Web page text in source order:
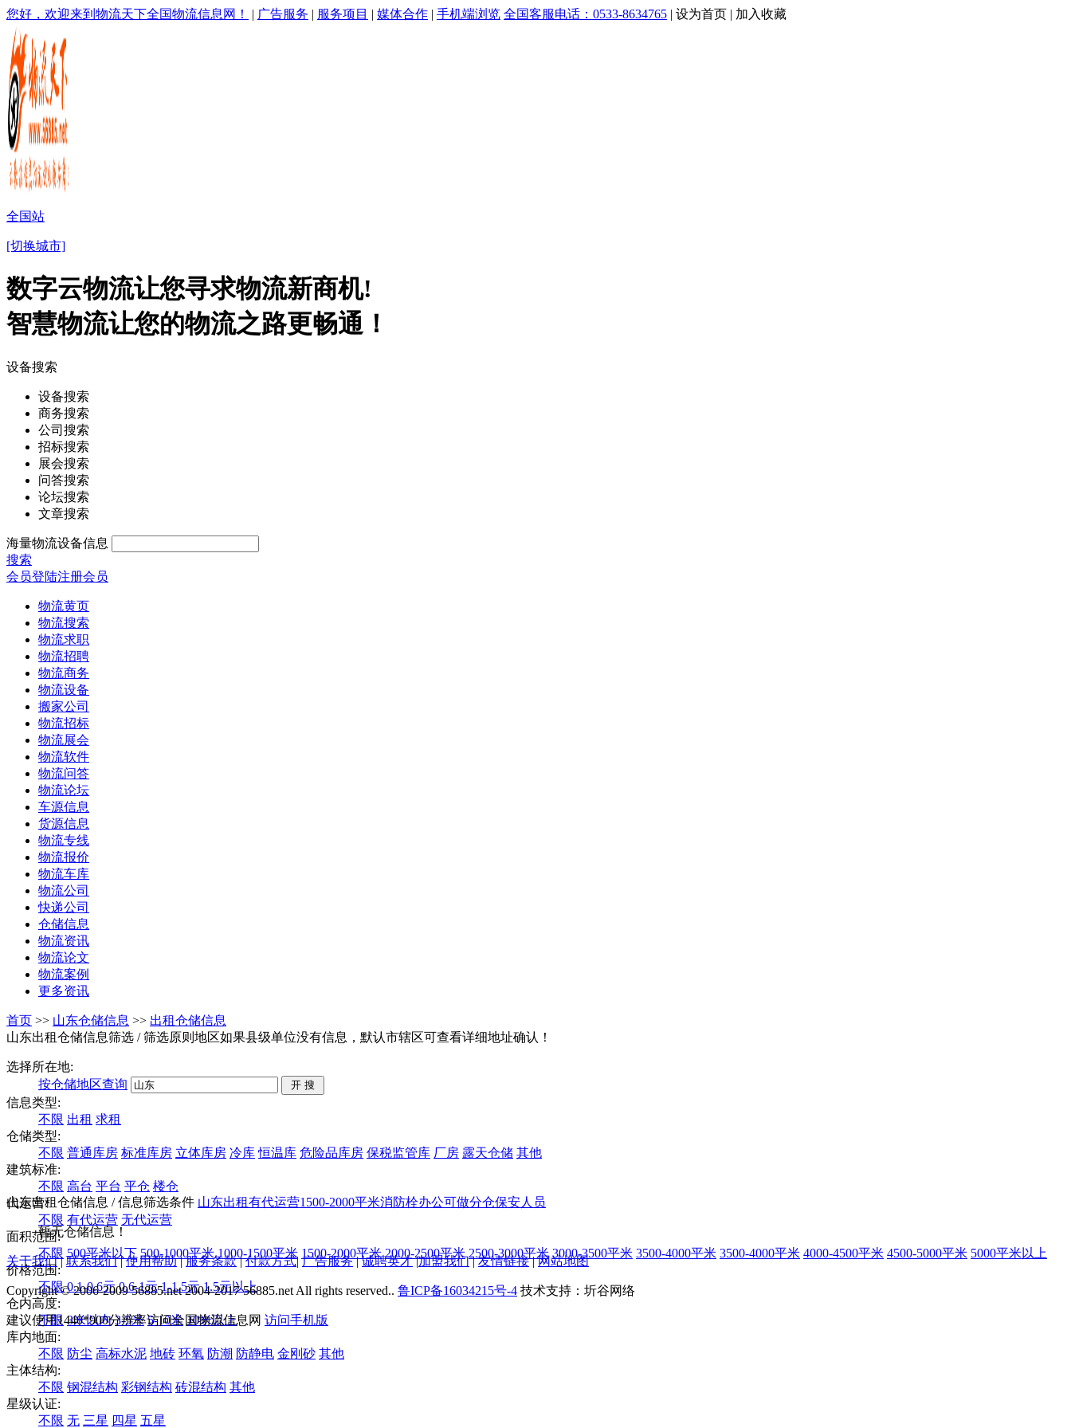
您好，欢迎来到物流天下全国物流信息网！ | 广告服务 | 服务项目 | 媒体合作 | 手机端浏览 全国客服电话：0533-8634765 | 设为首页 | 加入收藏
全国站
[切换城市]
数字云物流让您寻求物流新商机!
智慧物流让您的物流之路更畅通！
设备搜索
设备搜索
商务搜索
公司搜索
招标搜索
展会搜索
问答搜索
论坛搜索
文章搜索
海量物流设备信息
搜索
会员登陆注册会员
物流黄页
物流搜索
物流求职
物流招聘
物流商务
物流设备
搬家公司
物流招标
物流展会
物流软件
物流问答
物流论坛
车源信息
货源信息
物流专线
物流报价
物流车库
物流公司
快递公司
仓储信息
物流资讯
物流论文
物流案例
更多资讯
首页 >> 山东仓储信息 >> 出租仓储信息
山东出租仓储信息筛选 / 筛选原则地区如果县级单位没有信息，默认市辖区可查看详细地址确认！
选择所在地:
按仓储地区查询
信息类型:
不限 出租 求租
仓储类型:
不限 普通库房 标准库房 立体库房 冷库 恒温库 危险品库房 保税监管库 厂房 露天仓储 其他
建筑标准:
不限 高台 平台 平仓 楼仓
代运营:
不限 有代运营 无代运营
面积范围:
不限 500平米以下 500-1000平米 1000-1500平米 1500-2000平米 2000-2500平米 2500-3000平米 3000-3500平米 3500-4000平米 3500-4000平米 4000-4500平米 4500-5000平米 5000平米以上
价格范围:
不限 0.1-0.6元 0.6-1元 1-1.5元 1.5元以上
仓内高度:
不限 3米以内 3-5米 5-10米 10米以上
库内地面:
不限 防尘 高标水泥 地砖 环氧 防潮 防静电 金刚砂 其他
主体结构:
不限 钢混结构 彩钢结构 砖混结构 其他
星级认证:
不限 无 三星 四星 五星
山东出租仓储信息 / 信息筛选条件 山东出租有代运营1500-2000平米消防栓办公可做分仓保安人员
暂无仓储信息！
关于我们|联系我们|使用帮助|服务条款|付款方式|广告服务|诚聘英才|加盟我们|友情链接|网站地图
Copyright © 2006-2009 56885.net 2004-2017 56885.net All rights reserved.. 鲁ICP备16034215号-4 技术支持：圻谷网络
建议使用1440*900分辨率访问全国物流信息网 访问手机版